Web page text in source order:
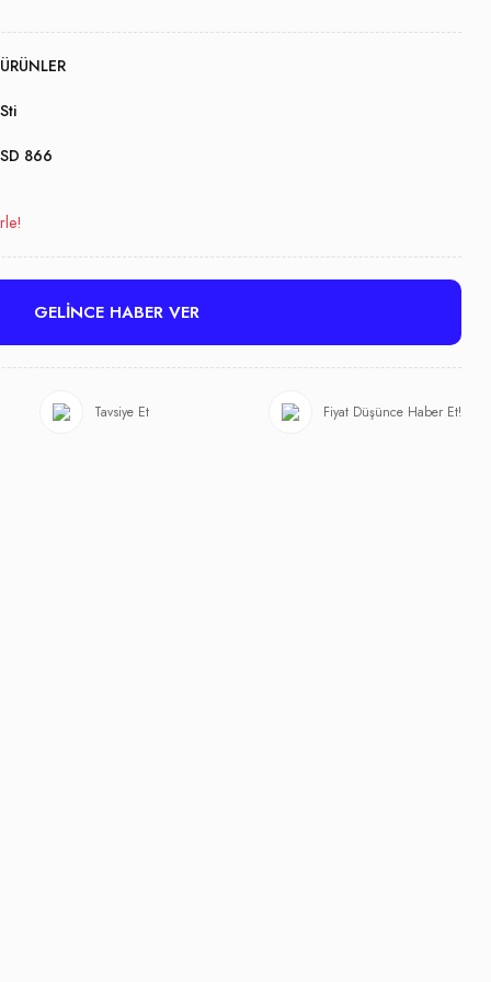
ÜRÜNLER
Sti
SD 866
GELİNCE HABER VER
Tavsiye Et Fiyat Düşünce Haber Et!